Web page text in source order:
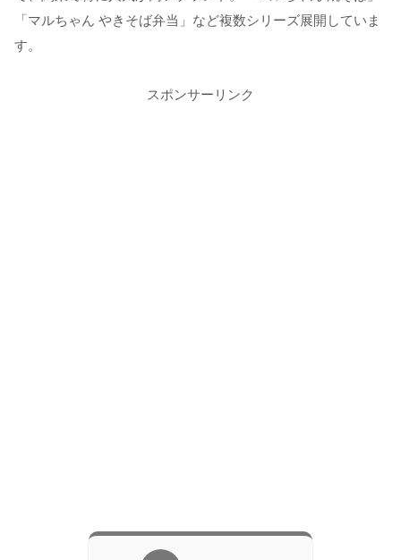
「マルちゃん やきそば弁当」など複数シリーズ展開していま
す。
スポンサーリンク